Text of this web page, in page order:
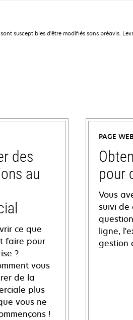
susceptibles d'être modifiés sans préavis.
des
au
ce que
faire pour
?
vous
de la
plus
vous ne
!
PAGE WEB
pour
Vous
suivi de
ligne,
gestion